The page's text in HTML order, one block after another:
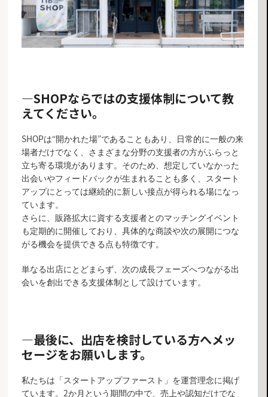
―SHOPならではの支援体制について教
えてください。
SHOPは“開かれた場”であることもあり、日常的に一般の来
場者だけでなく、さまざまな分野の支援者の方がふらっと
立ち寄る環境があります。そのため、想定していなかった
出会いやフィードバックが生まれることも多く、スタート
アップにとっては継続的に新しい接点が得られる場になっ
ています。
さらに、販路拡大に資する支援者とのマッチングイベント
も定期的に開催しており、具体的な商談や次の展開につな
がる機会を提供できる点も特徴です。
単なる出店にとどまらず、次の成長フェーズへつながる出
会いを創出できる支援体制として設けています。
―最後に、出店を検討している方へメッ
セージをお願いします。
私たちは「スタートアップファースト」を運営理念に掲げ
ています。2か月という期間の中で、売上や認知だけでな